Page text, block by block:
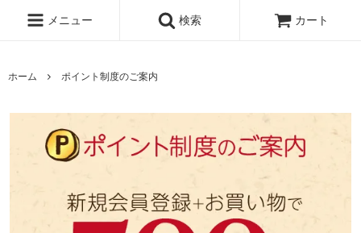
メニュー 検索 カート
ホーム ポイント制度のご案内